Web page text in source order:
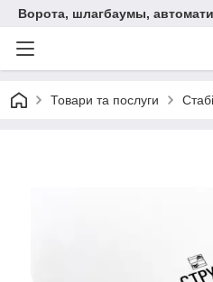
Ворота, шлагбаумы,
Товари та послуги